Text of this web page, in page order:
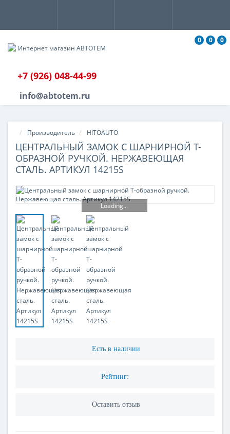
0 0 0
+7 (926) 048-44-99
info@abtotem.ru
Производитель HITOAUTO
ЦЕНТРАЛЬНЫЙ ЗАМОК С ШАРНИРНОЙ Т-
ОБРАЗНОЙ РУЧКОЙ. НЕРЖАВЕЮЩАЯ
СТАЛЬ. АРТИКУЛ 14215S
Loading...
Есть в наличии
Рейтинг:
Оставить отзыв